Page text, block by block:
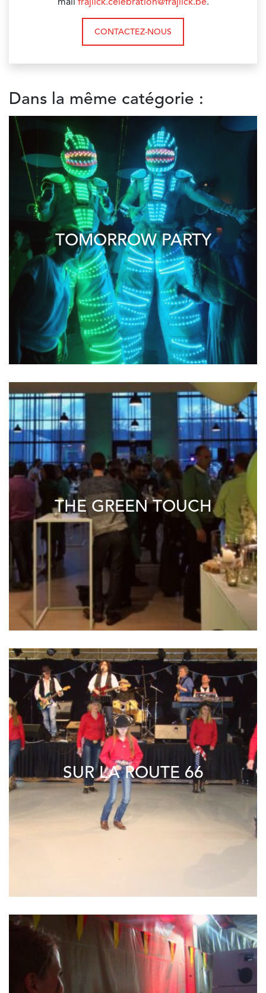
CONTACTEZ-NOUS
Dans la même catégorie :
TOMORROW PARTY
THE GREEN TOUCH
SUR LA ROUTE 66